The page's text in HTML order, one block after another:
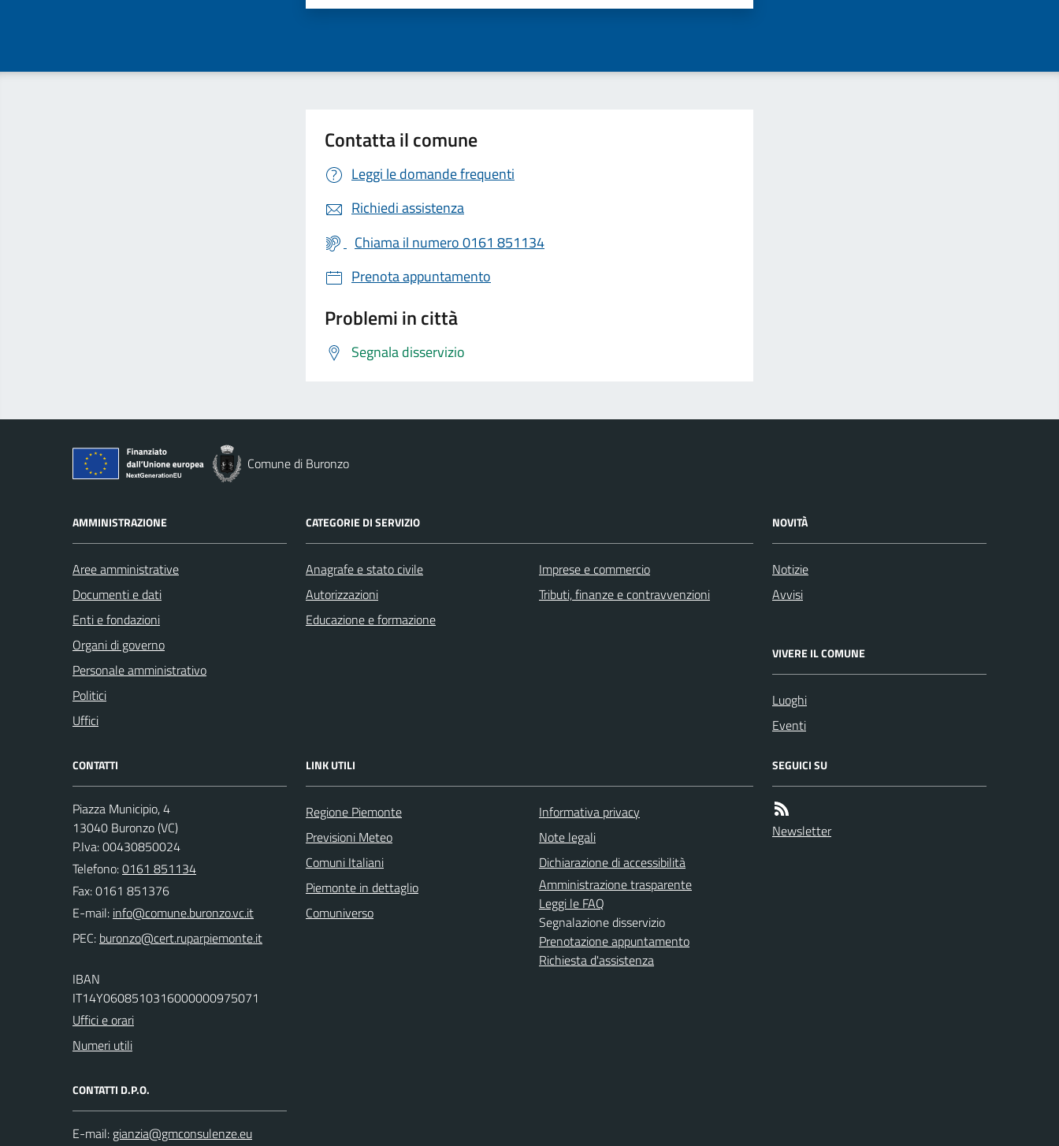
Contatta il comune
Leggi le domande frequenti
Richiedi assistenza
Chiama il numero 0161 851134
Prenota appuntamento
Problemi in città
Segnala disservizio
Comune di Buronzo
AMMINISTRAZIONE
Aree amministrative
Documenti e dati
Enti e fondazioni
Organi di governo
Personale amministrativo
Politici
Uffici
CATEGORIE DI SERVIZIO
Anagrafe e stato civile
Autorizzazioni
Educazione e formazione
Imprese e commercio
Tributi, finanze e contravvenzioni
NOVITÀ
Notizie
Avvisi
VIVERE IL COMUNE
Luoghi
Eventi
CONTATTI
Piazza Municipio, 4
13040 Buronzo (VC)
P.Iva: 00430850024
Telefono:0161 851134
Fax: 0161 851376
E-mail:
PEC:
IBAN
IT14Y0608510316000000975071
Uffici e orari
Numeri utili
CONTATTI D.P.O.
E-mail:
LINK UTILI
Regione Piemonte
Previsioni Meteo
Comuni Italiani
Piemonte in dettaglio
Comuniverso
Informativa privacy
Note legali
Dichiarazione di accessibilità
Amministrazione trasparente
Leggi le FAQ
Segnalazione disservizio
Prenotazione appuntamento
Richiesta d'assistenza
SEGUICI SU
Newsletter